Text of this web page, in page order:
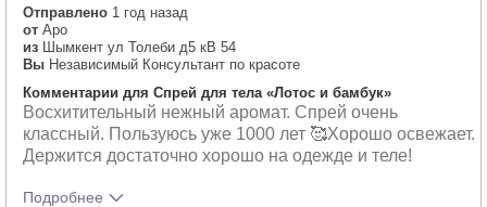
Отправлено 1 год назад
от Аро
из Шымкент ул Толеби д5 кВ 54
Вы Независимый Консультант по красоте
Комментарии для Спрей для тела «Лотос и бамбук»
Восхитительный нежный аромат. Спрей очень
классный. Пользуюсь уже 1000 лет 🥰Хорошо освежает.
Держится достаточно хорошо на одежде и теле!
Подробнее